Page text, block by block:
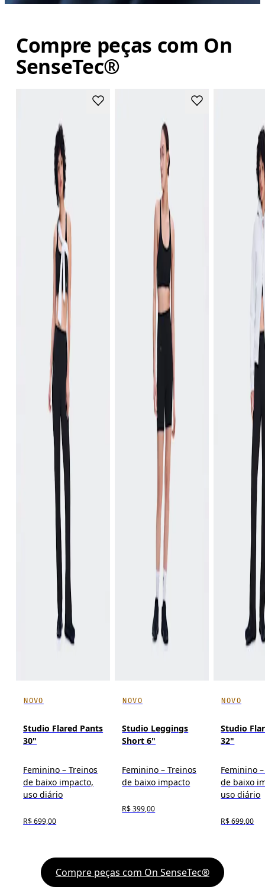
Compre peças com On
SenseTec®
NOVO
Studio Flared Pants
30"
Feminino – Treinos
de baixo impacto,
uso diário
R$ 699,00
NOVO
Studio Leggings
Short 6"
Feminino – Treinos
de baixo impacto
R$ 399,00
NOVO
Studio
32"
Feminino
de baixo
uso diário
R$ 699,00
Compre peças com On SenseTec®